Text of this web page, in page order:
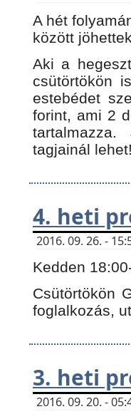
A hét
között
Aki a
csütörtökön
estebédet
forint, ami 2
tartalmazza.
tagjainál
4. heti
2016. 09. 26. -
Kedden
Csütörtökön
foglalkozás,
3. heti
2016. 09. 20. -